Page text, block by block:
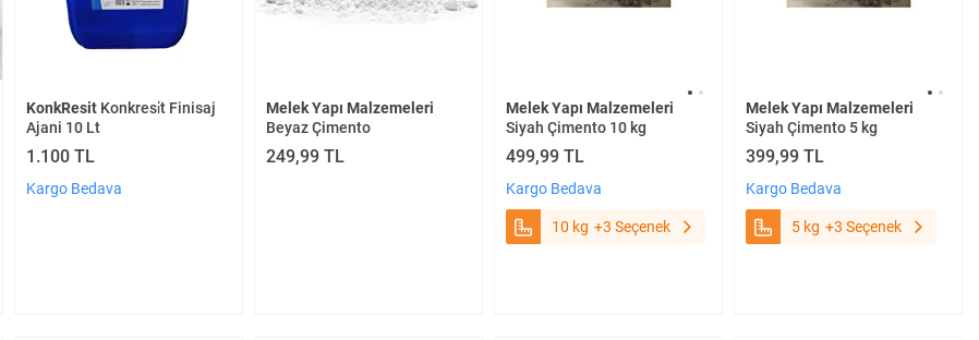
KonkResitKonkresi̇t Finisaj
Ajani 10 Lt
1.100 TL
Kargo Bedava
Melek Yapı Malzemeleri
Beyaz Çimento
249,99 TL
Melek Yapı Malzemeleri
Siyah Çimento 10 kg
499,99 TL
Kargo Bedava
10 kg +3 Seçenek
Melek Yapı Malzemeleri
Siyah Çimento 5 kg
399,99 TL
Kargo Bedava
5 kg +3 Seçenek